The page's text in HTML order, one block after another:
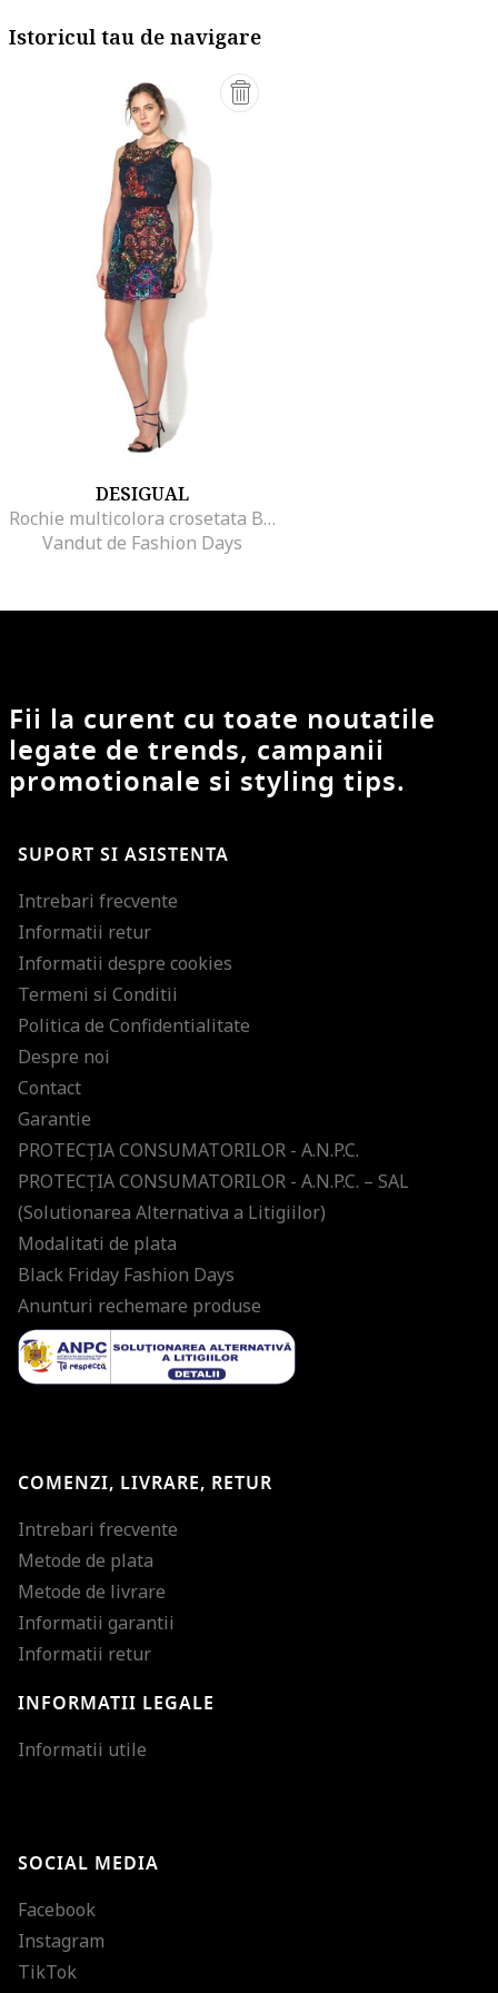
Istoricul tau de navigare
DESIGUAL
Rochie multicolora crosetata Bel
Vandut de Fashion Days
Fii la curent cu toate noutatile
legate de trends, campanii
promotionale si styling tips.
SUPORT SI ASISTENTA
Intrebari frecvente
Informatii retur
Informatii despre cookies
Termeni si Conditii
Politica de Confidentialitate
Despre noi
Contact
Garantie
PROTECŢIA CONSUMATORILOR - A.N.P.C.
PROTECŢIA CONSUMATORILOR - A.N.P.C. – SAL
(Solutionarea Alternativa a Litigiilor)
Modalitati de plata
Black Friday Fashion Days
Anunturi rechemare produse
COMENZI, LIVRARE, RETUR
Intrebari frecvente
Metode de plata
Metode de livrare
Informatii garantii
Informatii retur
INFORMATII LEGALE
Informatii utile
SOCIAL MEDIA
Facebook
Instagram
TikTok